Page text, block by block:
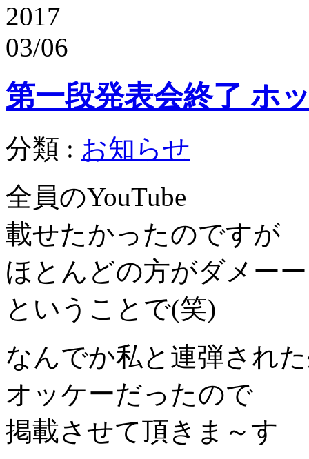
2017
03/06
第一段発表会終了 ホ
分類 : お知らせ
全員のYouTube
載せたかったのですが
ほとんどの方がダメー
ということで(笑)
なんでか私と連弾され
オッケーだったので
掲載させて頂きま～す